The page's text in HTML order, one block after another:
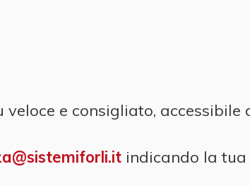
veloce e consigliato,
indicando la